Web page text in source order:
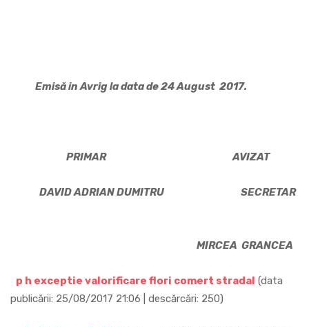
Emisă in Avrig la data de 24 August 2017.
PRIMAR AVIZAT
DAVID ADRIAN DUMITRU SECRETAR
MIRCEA GRANCEA
p h exceptie valorificare flori comert stradal (data
publicării: 25/08/2017 21:06 | descărcări: 250)